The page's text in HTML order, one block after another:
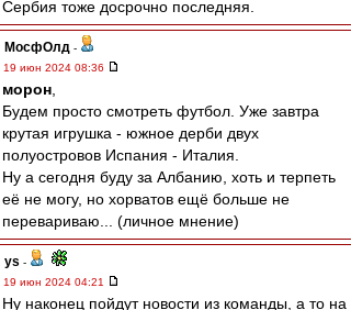
Сербия тоже досрочно последняя.
МосфОлд -
19 июн 2024 08:36
морон
Будем просто смотреть футбол. Уже завтра
крутая игрушка - южное дерби двух
полуостровов Испания - Италия.
Ну а сегодня буду за Албанию, хоть и терпеть
её не могу, но хорватов ещё больше не
перевариваю... (личное мнение)
ys -
19 июн 2024 04:21
Ну наконец пойдут новости из команды, а то на